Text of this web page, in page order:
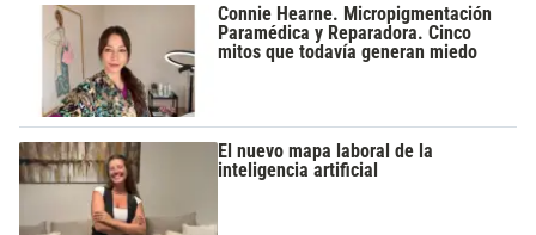
Connie Hearne. Micropigmentación
Paramédica y Reparadora. Cinco
mitos que todavía generan miedo
El nuevo mapa laboral de la
inteligencia artificial